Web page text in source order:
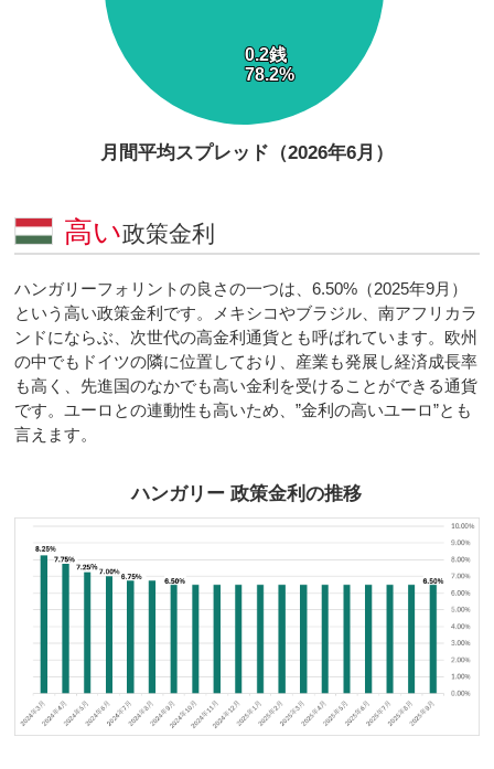
月間平均スプレッド（2026年6月）
高い政策金利
ハンガリーフォリントの良さの一つは、6.50%（2025年9月）
という高い政策金利です。メキシコやブラジル、南アフリカラ
ンドにならぶ、次世代の高金利通貨とも呼ばれています。欧州
の中でもドイツの隣に位置しており、産業も発展し経済成長率
も高く、先進国のなかでも高い金利を受けることができる通貨
です。ユーロとの連動性も高いため、”金利の高いユーロ”とも
言えます。
ハンガリー 政策金利の推移